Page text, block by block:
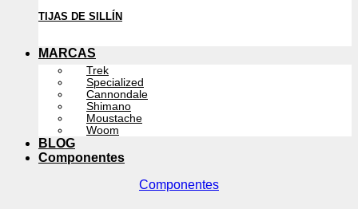
TIJAS DE SILLÍN
MARCAS
Trek
Specialized
Cannondale
Shimano
Moustache
Woom
BLOG
Componentes
Componentes